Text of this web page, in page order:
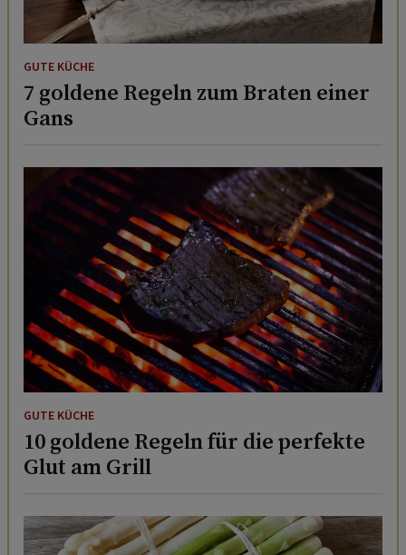
GUTE KÜCHE
7 goldene Regeln zum Braten einer
Gans
GUTE KÜCHE
10 goldene Regeln für die perfekte
Glut am Grill